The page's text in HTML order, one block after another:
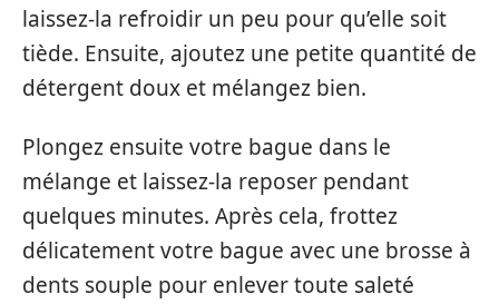
laissez-la refroidir un peu pour qu’elle soit
tiède. Ensuite, ajoutez une petite quantité de
détergent doux et mélangez bien.
Plongez ensuite votre bague dans le
mélange et laissez-la reposer pendant
quelques minutes. Après cela, frottez
délicatement votre bague avec une brosse à
dents souple pour enlever toute saleté